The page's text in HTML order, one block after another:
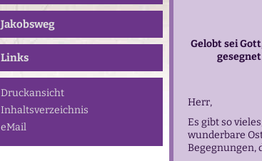
Jakobsweg
Links
Druckansicht
Inhaltsverzeichnis
eMail
Gelobt sei
Herr,
Es gibt so
wunderbare
Begegnungen,